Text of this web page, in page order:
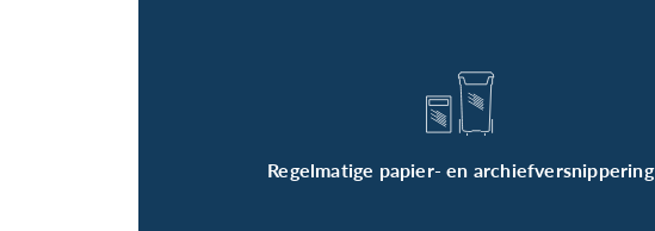
Regelmatige papier- en archiefversnippering